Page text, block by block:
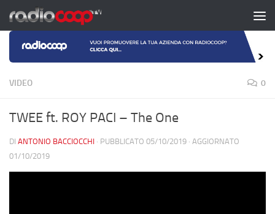
Salta al contenuto
VIDEO 0
TWEE ft. ROY PACI – The One
DI ANTONIO BACCIOCCHI · PUBBLICATO 05/10/2019 · AGGIORNATO
01/10/2019